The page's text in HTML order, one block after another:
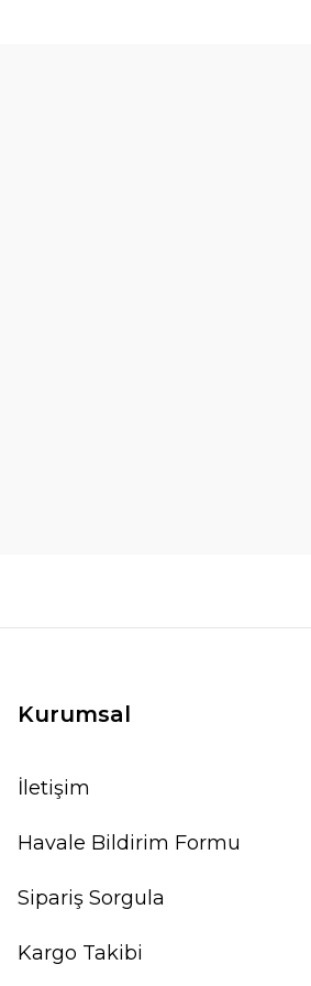
Kurumsal
İletişim
Havale Bildirim Formu
Sipariş Sorgula
Kargo Takibi